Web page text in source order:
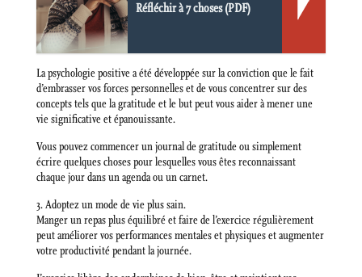
Réfléchir à 7 choses (PDF)
La psychologie positive a été développée sur la conviction que le fait
d’embrasser vos forces personnelles et de vous concentrer sur des
concepts tels que la gratitude et le but peut vous aider à mener une
vie significative et épanouissante.
Vous pouvez commencer un journal de gratitude ou simplement
écrire quelques choses pour lesquelles vous êtes reconnaissant
chaque jour dans un agenda ou un carnet.
3. Adoptez un mode de vie plus sain.
Manger un repas plus équilibré et faire de l’exercice régulièrement
peut améliorer vos performances mentales et physiques et augmenter
votre productivité pendant la journée.